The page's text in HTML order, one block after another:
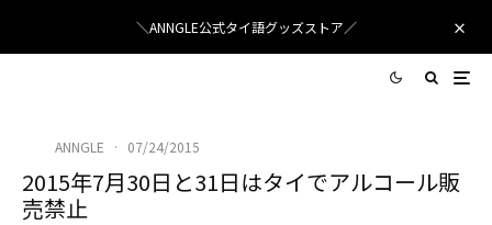
＼ANNGLE公式タイ語グッズストア／
ANNGLE · 07/24/2015
2015年7月30日と31日はタイでアルコール販
売禁止